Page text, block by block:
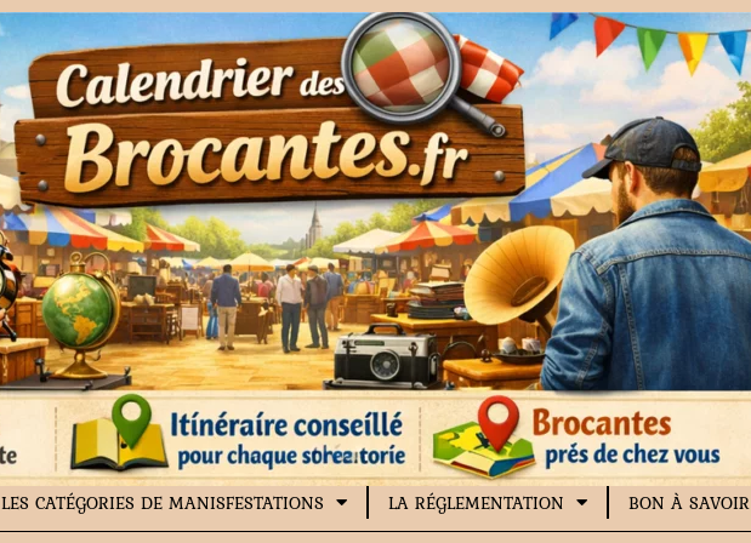
LES CATÉGORIES DE MANISFESTATIONS LA RÉGLEMENTATION BON À SAVOIR